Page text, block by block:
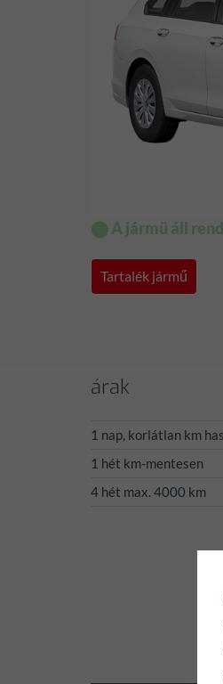
⬤ A jármü áll
Tartalék jármű
árak
1 nap, korlátlan km
1 hét km-mentesen
4 hét max. 4000 km